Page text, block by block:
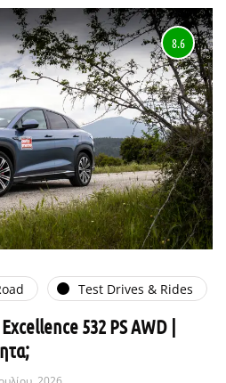
8.6
Test Drives & Rides
532 PS AWD |